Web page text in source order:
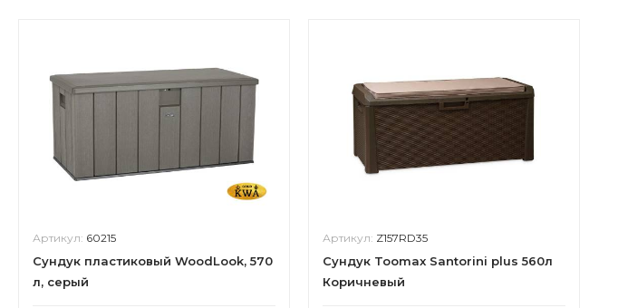
Артикул: 60215
Сундук пластиковый WoodLook, 570
л, серый
Артикул: Z157RD35
Сундук Toomax Santorini plus 560л
Коричневый